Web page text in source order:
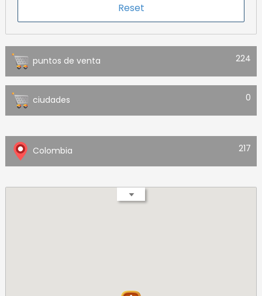
puntos de venta 224
ciudades 0
Colombia 217